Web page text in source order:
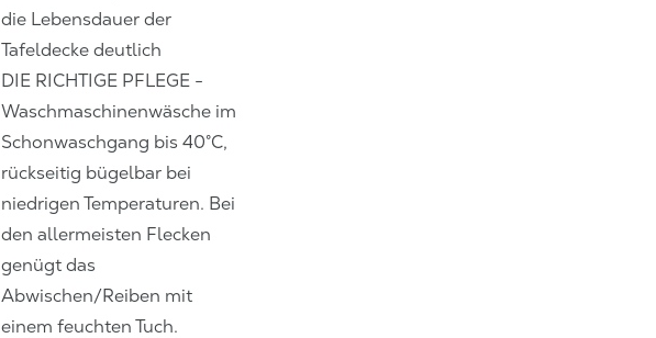
die Lebensdauer der
Tafeldecke deutlich
DIE RICHTIGE PFLEGE -
Waschmaschinenwäsche im
Schonwaschgang bis 40°C,
rückseitig bügelbar bei
niedrigen Temperaturen. Bei
den allermeisten Flecken
genügt das
Abwischen/Reiben mit
einem feuchten Tuch.